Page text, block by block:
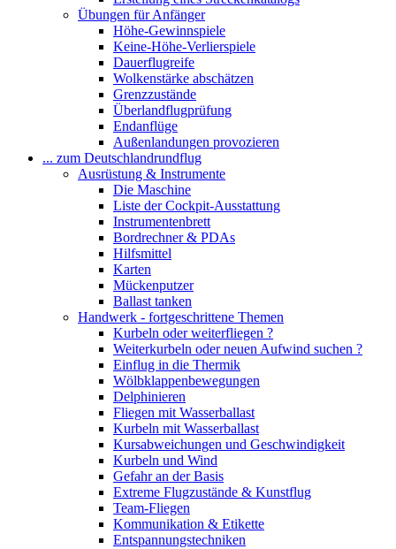
Übungen für Anfänger
Höhe-Gewinnspiele
Keine-Höhe-Verlierspiele
Dauerflugreife
Wolkenstärke abschätzen
Grenzzustände
Überlandflugprüfung
Endanflüge
Außenlandungen provozieren
... zum Deutschlandrundflug
Ausrüstung & Instrumente
Die Maschine
Liste der Cockpit-Ausstattung
Instrumentenbrett
Bordrechner & PDAs
Hilfsmittel
Karten
Mückenputzer
Ballast tanken
Handwerk - fortgeschrittene Themen
Kurbeln oder weiterfliegen ?
Weiterkurbeln oder neuen Aufwind suchen ?
Einflug in die Thermik
Wölbklappenbewegungen
Delphinieren
Fliegen mit Wasserballast
Kurbeln mit Wasserballast
Kursabweichungen und Geschwindigkeit
Kurbeln und Wind
Gefahr an der Basis
Extreme Flugzustände & Kunstflug
Team-Fliegen
Kommunikation & Etikette
Entspannungstechniken